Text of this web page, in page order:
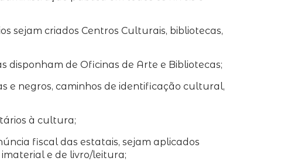
sejam criados Centros Culturais, bibliotecas,
de Oficinas de Arte e Bibliotecas;
e negros, caminhos de identificação cultural,
à cultura;
fiscal das estatais, sejam aplicados
e de livro/leitura;